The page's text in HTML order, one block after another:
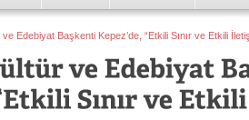
Edebiyat Başkenti Kepez’de, “Etkili Sınır ve Etkili